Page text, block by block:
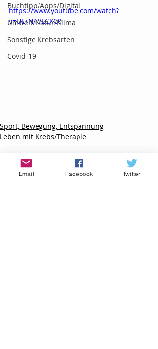
Buchtipp/Apps/Digital
Umwelt/Natur/Klima
Sonstige Krebsarten
Covid-19
https://www.youtube.com/watch?
v=UErN1VLCXC0
Sport, Bewegung, Entspannung
Leben mit Krebs/Therapie
Email Facebook Twitter